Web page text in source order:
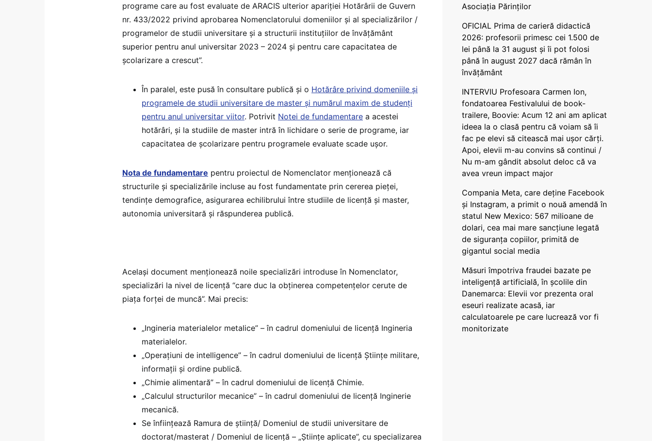
programe care au fost evaluate de ARACIS ulterior apariției Hotărârii de Guvern
nr. 433/2022 privind aprobarea Nomenclatorului domeniilor şi al specializărilor /
programelor de studii universitare şi a structurii instituțiilor de învățământ
superior pentru anul universitar 2023 – 2024 și pentru care capacitatea de
școlarizare a crescut”.
În paralel, este pusă în consultare publică și o Hotărâre privind domeniile și
programele de studii universitare de master și numărul maxim de studenți
pentru anul universitar viitor. Potrivit Notei de fundamentare a acestei
hotărâri, și la studiile de master intră în lichidare o serie de programe, iar
capacitatea de școlarizare pentru programele evaluate scade ușor.
Nota de fundamentare pentru proiectul de Nomenclator menționează că
structurile și specializările incluse au fost fundamentate prin cererea pieței,
tendințe demografice, asigurarea echilibrului între studiile de licență și master,
autonomia universitară și răspunderea publică.
Același document menționează noile specializări introduse în Nomenclator,
specializări la nivel de licență “care duc la obținerea competențelor cerute de
piața forței de muncă”. Mai precis:
„Ingineria materialelor metalice” – în cadrul domeniului de licență Ingineria
materialelor.
„Operațiuni de intelligence” – în cadrul domeniului de licență Științe militare,
informații și ordine publică.
„Chimie alimentară” – în cadrul domeniului de licență Chimie.
„Calculul structurilor mecanice” – în cadrul domeniului de licență Inginerie
mecanică.
Se înființează Ramura de știință/ Domeniul de studii universitare de
doctorat/masterat / Domeniul de licență – „Științe aplicate”, cu specializarea
Asociația Părinților
OFICIAL Prima de carieră didactică
2026: profesorii primesc cei 1.500 de
lei până la 31 august și îi pot folosi
până în august 2027 dacă rămân în
învățământ
INTERVIU Profesoara Carmen Ion,
fondatoarea Festivalului de book-
trailere, Boovie: Acum 12 ani am aplicat
ideea la o clasă pentru că voiam să îi
fac pe elevi să citească mai ușor cărți.
Apoi, elevii m-au convins să continui /
Nu m-am gândit absolut deloc că va
avea vreun impact major
Compania Meta, care deține Facebook
și Instagram, a primit o nouă amendă în
statul New Mexico: 567 milioane de
dolari, cea mai mare sancțiune legată
de siguranța copiilor, primită de
gigantul social media
Măsuri împotriva fraudei bazate pe
inteligență artificială, în școlile din
Danemarca: Elevii vor prezenta oral
eseuri realizate acasă, iar
calculatoarele pe care lucrează vor fi
monitorizate